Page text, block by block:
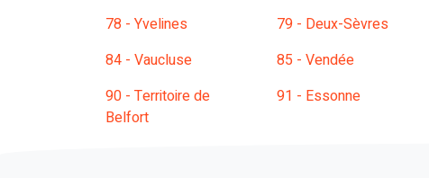
78 - Yvelines
79 - Deux-Sèvres
84 - Vaucluse
85 - Vendée
90 - Territoire de
Belfort
91 - Essonne